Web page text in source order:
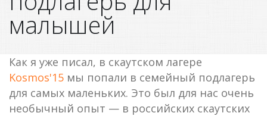
малышей
Как я уже писал, в скаутском лагере
Kosmos'15 мы попали в семейный подлагерь
для самых маленьких. Это был для нас очень
необычный опыт — в российских скаутских